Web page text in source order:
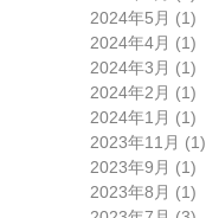
2024年5月 (1)
2024年4月 (1)
2024年3月 (1)
2024年2月 (1)
2024年1月 (1)
2023年11月 (1)
2023年9月 (1)
2023年8月 (1)